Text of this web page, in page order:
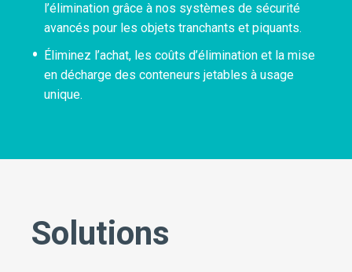
l’élimination grâce à nos systèmes de sécurité
avancés pour les objets tranchants et piquants.
Éliminez l’achat, les coûts d’élimination et la mise
en décharge des conteneurs jetables à usage
unique.
Solutions